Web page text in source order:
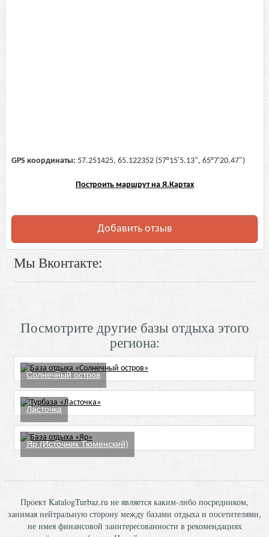
GPS координаты: 57.251425, 65.122352 (57°15'5.13", 65°7'20.47")
Построить маршрут на Я.Картах
Добавить отзыв
Мы Вконтакте:
Посмотрите другие базы отдыха этого
региона:
Солнечный остров
Ласточка
Яр (Источник Тюменский)
Проект KatalogTurbaz.ru не является каким-либо посредником,
занимая нейтральную сторону между базами отдыха и посетителями,
не имея финансовой заинтересованности в рекомендациях